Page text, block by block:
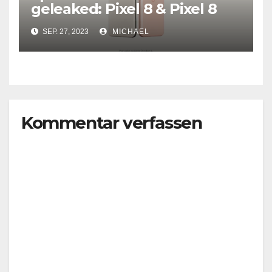
geleaked: Pixel 8 & Pixel 8
Pro
SEP. 27, 2023 MICHAEL
Kommentar verfassen